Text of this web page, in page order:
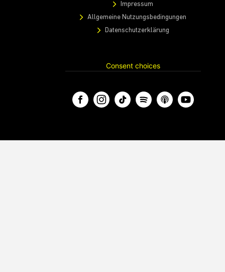
Impressum
Allgemeine Nutzungsbedingungen
Datenschutzerklärung
Consent choices